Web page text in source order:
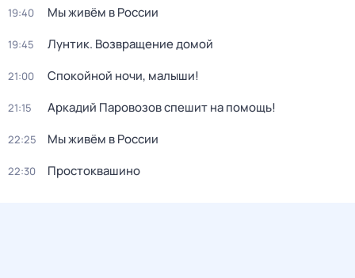
19:40 Мы живём в России
19:45 Лунтик. Возвращение домой
21:00 Спокойной ночи, малыши!
21:15 Аркадий Паровозов спешит на помощь!
22:25 Мы живём в России
22:30 Простоквашино